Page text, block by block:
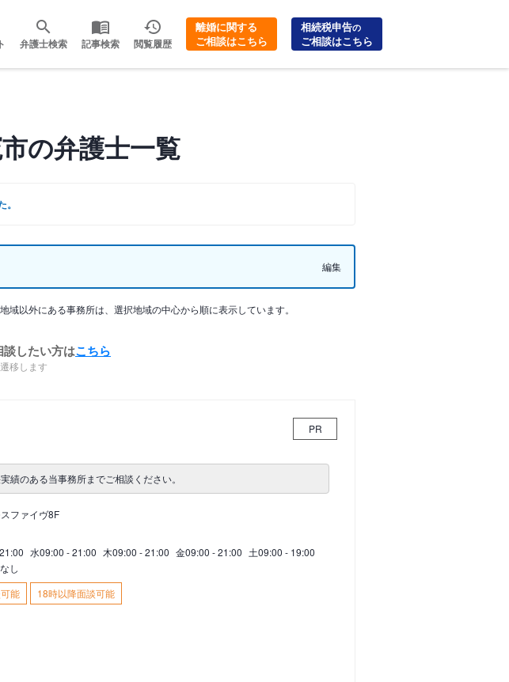
弁護士検索 記事検索 閲覧履歴
離婚に関する
ご相談はこちら
相続税申告の
ご相談はこちら
の弁護士一覧
編集
以外にある事務所は、選択地域の中心から順に表示しています。
したい方はこちら
移します
PR
績のある当事務所までご相談ください。
ファイヴ8F
水09:00 - 21:00 木09:00 - 21:00 金09:00 - 21:00 土09:00 - 19:00
し
能 18時以降面談可能